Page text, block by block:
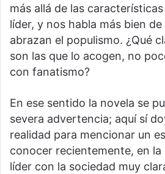
más allá de las
líder, y nos habla más bien
abrazan el populismo. ¿Qué
son las que lo acogen, no
con fanatismo?
En ese sentido la novela se
severa advertencia; aquí sí
realidad para mencionar un
conocer recientemente, en la
líder con la sociedad muy